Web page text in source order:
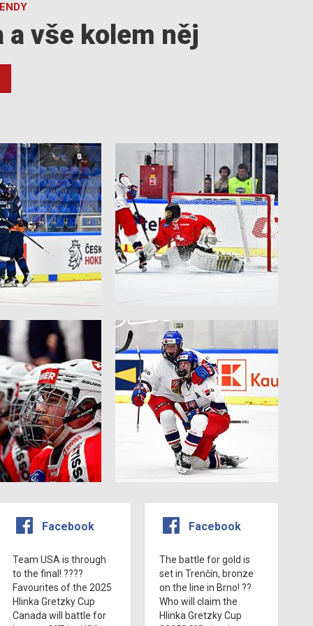
a vše kolem něj
Facebook
Team USA is through
to the final! ????
Favourites of the 2025
Hlinka Gretzky Cup
Canada will battle for
Facebook
The battle for gold is
set in Trenčín, bronze
on the line in Brno! ??
Who will claim the
Hlinka Gretzky Cup